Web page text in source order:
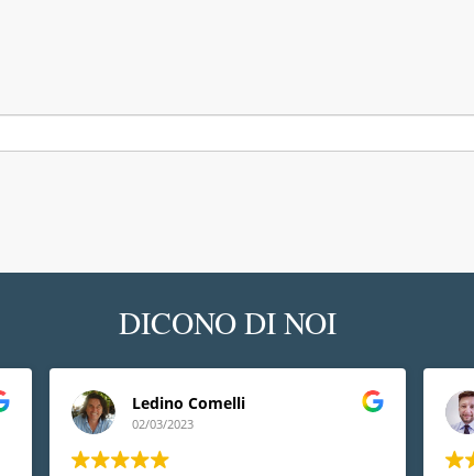
DICONO DI NOI
Ledino Comelli
02/03/2023